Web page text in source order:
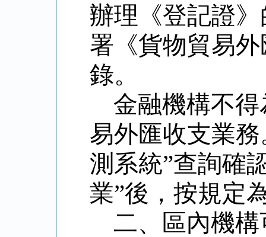
辦理《登記證
署《貨物貿易
錄。
金融機構不
易外匯收支業
測系統”查詢確
業”後，按規定
二、區內機